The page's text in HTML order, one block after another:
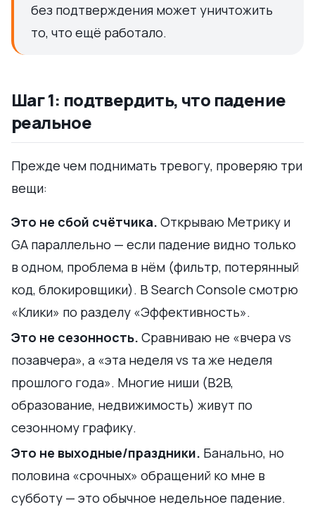
без подтверждения может уничтожить
то, что ещё работало.
Шаг 1: подтвердить, что падение
реальное
Прежде чем поднимать тревогу, проверяю три
вещи:
Это не сбой счётчика. Открываю Метрику и
GA параллельно — если падение видно только
в одном, проблема в нём (фильтр, потерянный
код, блокировщики). В Search Console смотрю
«Клики» по разделу «Эффективность».
Это не сезонность. Сравниваю не «вчера vs
позавчера», а «эта неделя vs та же неделя
прошлого года». Многие ниши (B2B,
образование, недвижимость) живут по
сезонному графику.
Это не выходные/праздники. Банально, но
половина «срочных» обращений ко мне в
субботу — это обычное недельное падение.